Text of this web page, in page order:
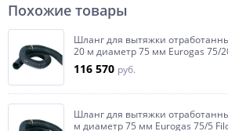
Похожие товары
Шланг для вытяжки
20 м диаметр 75 мм Eurogas 75/
116 570 руб.
Шланг для вытяжки
м диаметр 75 мм Eurogas 75/5